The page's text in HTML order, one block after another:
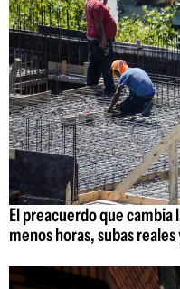
El preacuerdo que
menos horas, subas